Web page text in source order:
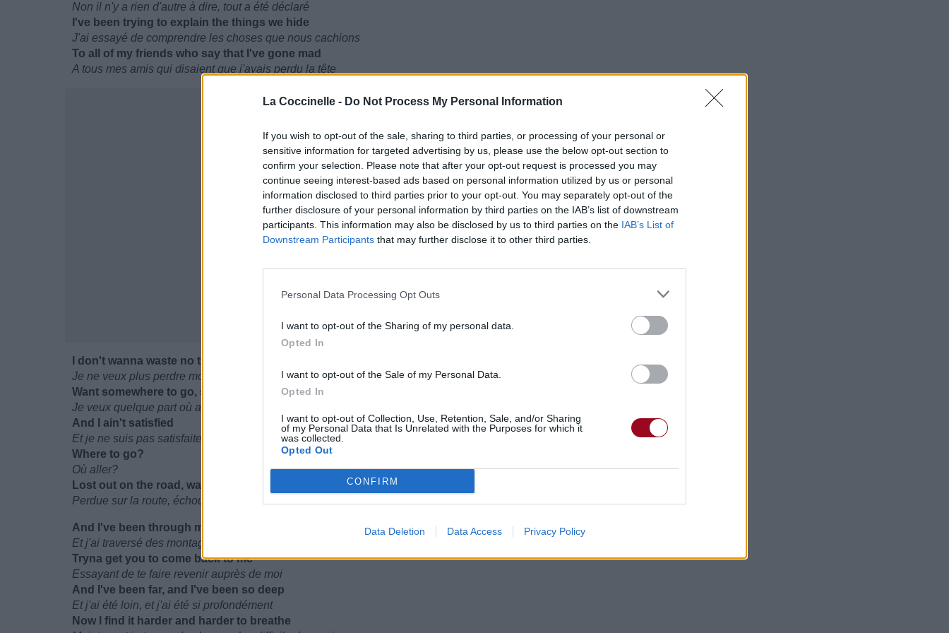
La Coccinelle - Do Not Process My Personal Information
If you wish to opt-out of the sale, sharing to third parties, or processing of your personal or
sensitive information for targeted advertising by us, please use the below opt-out section to
confirm your selection. Please note that after your opt-out request is processed you may
continue seeing interest-based ads based on personal information utilized by us or personal
information disclosed to third parties prior to your opt-out. You may separately opt-out of the
further disclosure of your personal information by third parties on the IAB’s list of downstream
participants. This information may also be disclosed by us to third parties on the IAB’s List of
Downstream Participants that may further disclose it to other third parties.
Personal Data Processing Opt Outs
I want to opt-out of the Sharing of my personal data.
Opted In
I want to opt-out of the Sale of my Personal Data.
Opted In
I want to opt-out of Collection, Use, Retention, Sale, and/or Sharing
of my Personal Data that Is Unrelated with the Purposes for which it
was collected.
Opted Out
CONFIRM
Data Deletion Data Access Privacy Policy
Non il n'y a rien d'autre à dire, tout a été déclaré
I've been trying to explain the things we hide
J'ai essayé de comprendre les choses que nous cachions
To all of my friends who say that I've gone mad
A tous mes amis qui disaient que j'avais perdu la tête
I don't wanna waste no time all alone
Je ne veux plus perdre mon temps toute seule
Want somewhere to go, something to call my own
Je veux quelque part où aller, quelque chose que j'appellerai mon chez moi
And I ain't satisfied
Et je ne suis pas satisfaite
Where to go?
Où aller?
Lost out on the road, washed up on the shore
Perdue sur la route, échouée sur le rivage
And I've been through mountains and seas
Et j'ai traversé des montagnes et des océans
Tryna get you to come back to me
Essayant de te faire revenir auprès de moi
And I've been far, and I've been so deep
Et j'ai été loin, et j'ai été si profondément
Now I find it harder and harder to breathe